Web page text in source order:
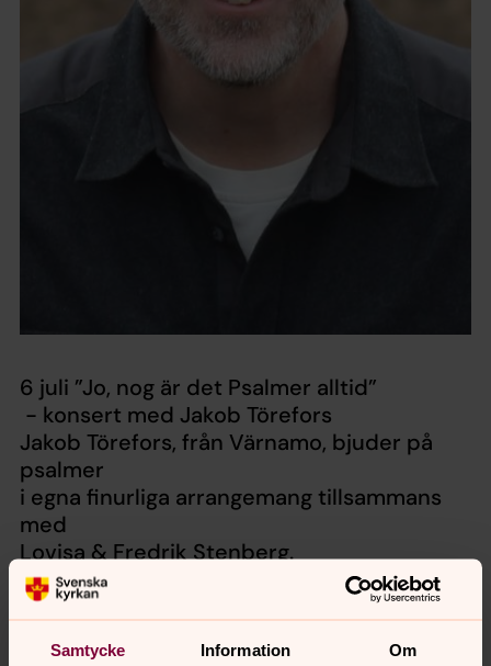
Samtycke Information Om
6 juli ”Jo, nog är det Psalmer alltid”
- konsert med Jakob Törefors
Jakob Törefors, från Värnamo, bjuder på
psalmer
i egna finurliga arrangemang tillsammans
med
Lovisa & Fredrik Stenberg.